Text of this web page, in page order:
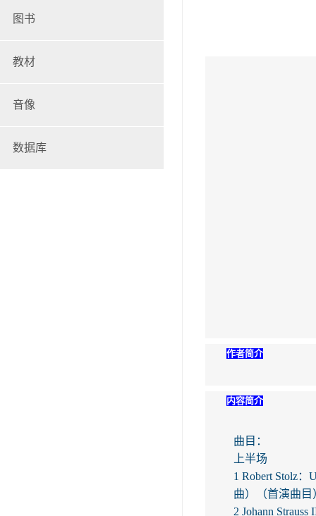
图书
教材
音像
数据库
作者简介
内容简介
曲目：
上半场
1 Robert Stolz
曲）（首演曲目
2 Johann